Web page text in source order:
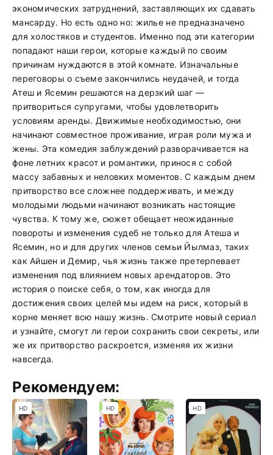
экономических затруднений, заставляющих их сдавать
мансарду. Но есть одно но: жилье не предназначено
для холостяков и студентов. Именно под эти категории
попадают наши герои, которые каждый по своим
причинам нуждаются в этой комнате. Изначальные
переговоры о съеме закончились неудачей, и тогда
Атеш и Ясемин решаются на дерзкий шаг —
притвориться супругами, чтобы удовлетворить
условиям аренды. Движимые необходимостью, они
начинают совместное проживание, играя роли мужа и
жены. Эта комедия заблуждений разворачивается на
фоне летних красот и романтики, принося с собой
массу забавных и неловких моментов. С каждым днем
притворство все сложнее поддерживать, и между
молодыми людьми начинают возникать настоящие
чувства. К тому же, сюжет обещает неожиданные
повороты и изменения судеб не только для Атеша и
Ясемин, но и для других членов семьи Йылмаз, таких
как Айшен и Демир, чья жизнь также претерпевает
изменения под влиянием новых арендаторов. Это
история о поиске себя, о том, как иногда для
достижения своих целей мы идем на риск, который в
корне меняет всю нашу жизнь. Смотрите новый сериал
и узнайте, смогут ли герои сохранить свои секреты, или
же их притворство раскроется, изменяя их жизни
навсегда.
Рекомендуем:
HD HD HD